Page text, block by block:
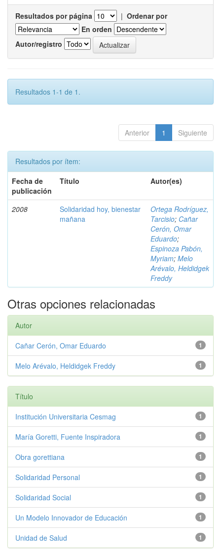
Resultados por página | Ordenar por
En orden
Autor/registro
Resultados 1-1 de 1.
Anterior 1 Siguiente
Resultados por ítem:
Fecha de
publicación
Título Autor(es)
2008
Solidaridad hoy, bienestar
mañana
Ortega Rodríguez,
Tarcisio; Cañar
Cerón, Omar
Eduardo;
Espinoza Pabón,
Myriam; Melo
Arévalo, Heldidgek
Freddy
Otras opciones relacionadas
Autor
1
Cañar Cerón, Omar Eduardo
1
Melo Arévalo, Heldidgek Freddy
Título
1
Institución Universitaria Cesmag
1
María Goretti, Fuente Inspiradora
1
Obra gorettiana
1
Solidaridad Personal
1
Solidaridad Social
1
Un Modelo Innovador de Educación
1
Unidad de Salud